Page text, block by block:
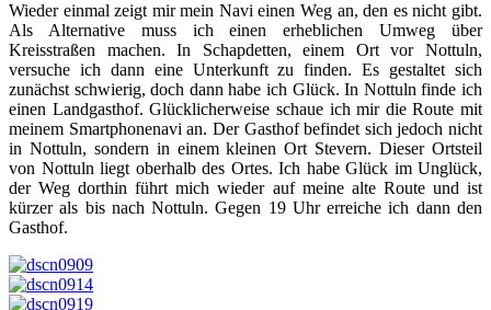
Wieder einmal zeigt mir mein Navi einen Weg an, den es nicht gibt.
Als Alternative muss ich einen erheblichen Umweg über
Kreisstraßen machen. In Schapdetten, einem Ort vor Nottuln,
versuche ich dann eine Unterkunft zu finden. Es gestaltet sich
zunächst schwierig, doch dann habe ich Glück. In Nottuln finde ich
einen Landgasthof. Glücklicherweise schaue ich mir die Route mit
meinem Smartphonenavi an. Der Gasthof befindet sich jedoch nicht
in Nottuln, sondern in einem kleinen Ort Stevern. Dieser Ortsteil
von Nottuln liegt oberhalb des Ortes. Ich habe Glück im Unglück,
der Weg dorthin führt mich wieder auf meine alte Route und ist
kürzer als bis nach Nottuln. Gegen 19 Uhr erreiche ich dann den
Gasthof.